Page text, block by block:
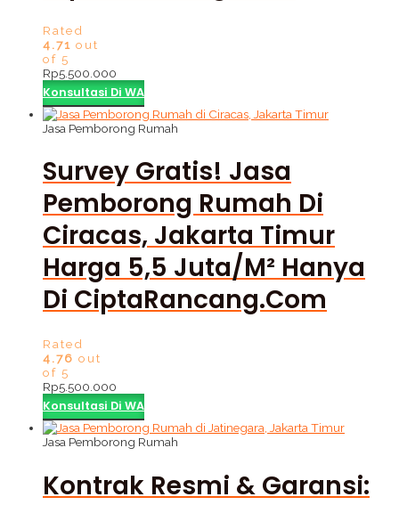
Rated
4.71 out
of 5
Rp5.500.000
Konsultasi Di WA
Jasa Pemborong Rumah
Survey Gratis! Jasa
Pemborong Rumah Di
Ciracas, Jakarta Timur
Harga 5,5 Juta/m² Hanya
Di CiptaRancang.com
Rated
4.76 out
of 5
Rp5.500.000
Konsultasi Di WA
Jasa Pemborong Rumah
Kontrak Resmi & Garansi: